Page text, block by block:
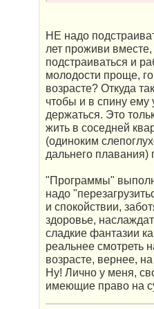
НЕ надо
лет проживи
подстраиваться и
молодости проще,
возрасте? Откуда
чтобы и в спину ему
держаться. Это
жить в соседней
(одиноким
дальнего плавания)
"Программы"
надо
и спокойствии,
здоровье,
сладкие фантазии
реальнее смотреть
возрасте, вернее,
Ну! Лично у меня,
имеющие право на